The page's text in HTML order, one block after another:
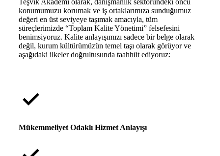
konumumuzu korumak ve iş ortaklarımıza sunduğumuz
değeri en üst seviyeye taşımak amacıyla, tüm
süreçlerimizde “Toplam Kalite Yönetimi” felsefesini
benimsiyoruz. Kalite anlayışımızı sadece bir belge olarak
değil, kurum kültürümüzün temel taşı olarak görüyor ve
aşağıdaki ilkeler doğrultusunda taahhüt ediyoruz:
Mükemmeliyet Odaklı Hizmet Anlayışı